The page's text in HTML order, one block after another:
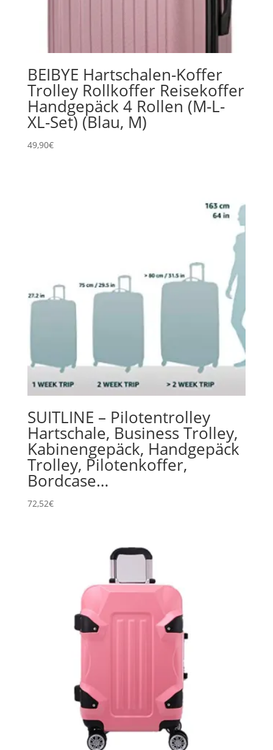
BEIBYE Hartschalen-Koffer
Trolley Rollkoffer Reisekoffer
Handgepäck 4 Rollen (M-L-
XL-Set) (Blau, M)
49,90€
SUITLINE – Pilotentrolley
Hartschale, Business Trolley,
Kabinengepäck, Handgepäck
Trolley, Pilotenkoffer,
Bordcase…
72,52€